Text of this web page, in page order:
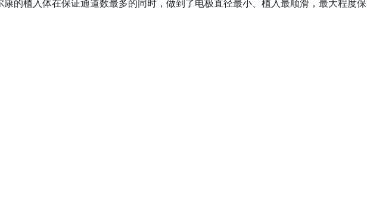
的植入体在保证通道数最多的同时，做到了电极直径最小、植入最顺滑，最大程度保